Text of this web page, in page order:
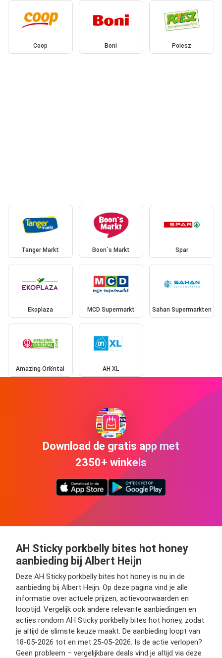
Coop Boni Poiesz
Tanger Markt Boon`s Markt Spar
Ekoplaza MCD Supermarkt Sahan Supermarkten
Amazing Oriëntal AH XL
Download de gratis app met
2350+ winkels
AH Sticky porkbelly bites hot honey
aanbieding bij Albert Heijn
Deze AH Sticky porkbelly bites hot honey is nu in de
aanbieding bij Albert Heijn. Op deze pagina vind je alle
informatie over actuele prijzen, actievoorwaarden en
looptijd. Vergelijk ook andere relevante aanbiedingen en
acties rondom AH Sticky porkbelly bites hot honey, zodat
je altijd de slimste keuze maakt. De aanbieding loopt van
18-05-2026 tot en met 25-05-2026. Is de actie verlopen?
Geen probleem – vergelijkbare deals vind je altijd via deze